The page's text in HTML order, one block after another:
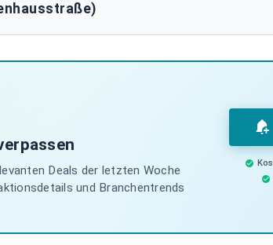
Deals der letzten Woche
und Branchentrends